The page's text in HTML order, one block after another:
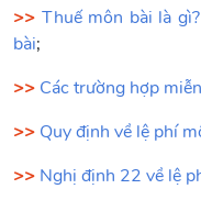
>> Thuế môn bài là
bài;
>> Các trường hợp
>> Quy định về lệ phí
>> Nghị định 22 về lệ